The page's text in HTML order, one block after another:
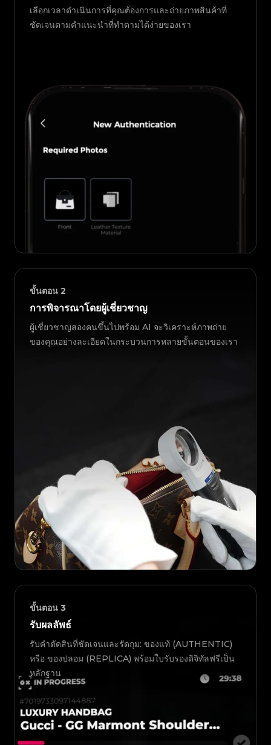
เลือกเวลาดำเนินการที่คุณต้องการและถ่ายภาพสินค้าที่
ชัดเจนตามคำแนะนำที่ทำตามได้ง่ายของเรา
ขั้นตอน 2
การพิจารณาโดยผู้เชี่ยวชาญ
ผู้เชี่ยวชาญสองคนขึ้นไปพร้อม AI จะวิเคราะห์ภาพถ่าย
ของคุณอย่างละเอียดในกระบวนการหลายขั้นตอนของเรา
ขั้นตอน 3
รับผลลัพธ์
รับคำตัดสินที่ชัดเจนและรัดกุม: ของแท้ (AUTHENTIC)
หรือ ของปลอม (REPLICA) พร้อมใบรับรองดิจิทัลฟรีเป็น
หลักฐาน